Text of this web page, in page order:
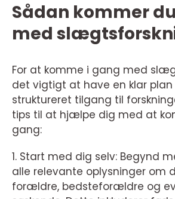
Sådan kommer
med
For at komme i gang med
det vigtigt at have en klar
struktureret tilgang til
tips til at hjælpe dig med at
gang:
1. Start med dig selv: Begynd
alle relevante oplysninger om
forældre, bedsteforældre og